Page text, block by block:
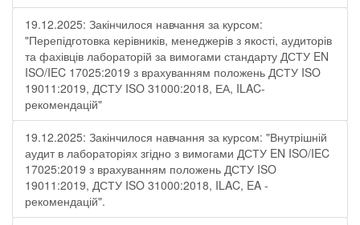
19.12.2025: Закінчилося навчання за курсом:
"Перепідготовка керівників, менеджерів з якості, аудиторів
та фахівців лабораторій за вимогами стандарту ДСТУ EN
ISO/IEC 17025:2019 з врахуванням положень ДСТУ ISO
19011:2019, ДСТУ ISO 31000:2018, ЕА, ILAC-
рекомендацій"
19.12.2025: Закінчилося навчання за курсом: "Внутрішній
аудит в лабораторіях згідно з вимогами ДСТУ EN ISO/IEC
17025:2019 з врахуванням положень ДСТУ ISO
19011:2019, ДСТУ ISO 31000:2018, ILAC, EA -
рекомендацій".